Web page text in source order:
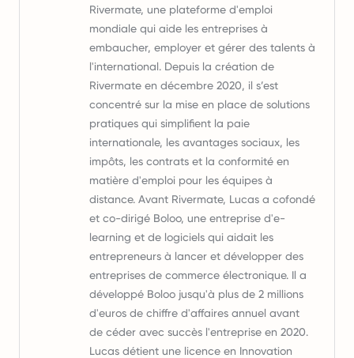
Rivermate, une plateforme d'emploi
mondiale qui aide les entreprises à
embaucher, employer et gérer des talents à
l'international. Depuis la création de
Rivermate en décembre 2020, il s’est
concentré sur la mise en place de solutions
pratiques qui simplifient la paie
internationale, les avantages sociaux, les
impôts, les contrats et la conformité en
matière d'emploi pour les équipes à
distance. Avant Rivermate, Lucas a cofondé
et co-dirigé Boloo, une entreprise d'e-
learning et de logiciels qui aidait les
entrepreneurs à lancer et développer des
entreprises de commerce électronique. Il a
développé Boloo jusqu'à plus de 2 millions
d'euros de chiffre d'affaires annuel avant
de céder avec succès l'entreprise en 2020.
Lucas détient une licence en Innovation